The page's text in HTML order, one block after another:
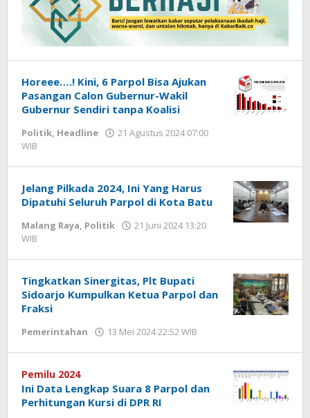
Horeee….! Kini, 6 Parpol Bisa Ajukan
Pasangan Calon Gubernur-Wakil
Gubernur Sendiri tanpa Koalisi
Politik, Headline
21 Agustus 2024 07:00
WIB
Jelang Pilkada 2024, Ini Yang Harus
Dipatuhi Seluruh Parpol di Kota Batu
Malang Raya, Politik
21 Juni 2024 13:20
WIB
Tingkatkan Sinergitas, Plt Bupati
Sidoarjo Kumpulkan Ketua Parpol dan
Fraksi
Pemerintahan 13 Mei 2024 22:52 WIB
Pemilu 2024
Ini Data Lengkap Suara 8 Parpol dan
Perhitungan Kursi di DPR RI